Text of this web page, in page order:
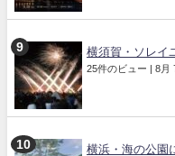
横須賀・ソレイ
25件のビュー | 8月
横浜・海の公園